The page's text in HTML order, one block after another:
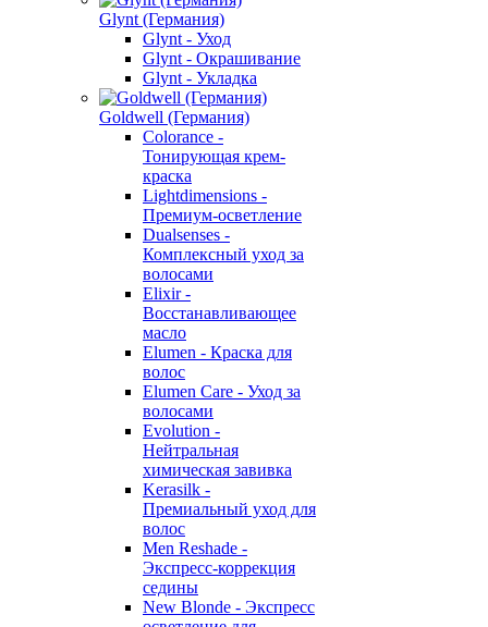
Glynt (Германия)
Glynt - Уход
Glynt - Окрашивание
Glynt - Укладка
Goldwell (Германия)
Colorance -
Тонирующая крем-
краска
Lightdimensions -
Премиум-осветление
Dualsenses -
Комплексный уход за
волосами
Elixir -
Восстанавливающее
масло
Elumen - Краска для
волос
Elumen Care - Уход за
волосами
Evolution -
Нейтральная
химическая завивка
Kerasilk -
Премиальный уход для
волос
Men Reshade -
Экспресс-коррекция
седины
New Blonde - Экспресс